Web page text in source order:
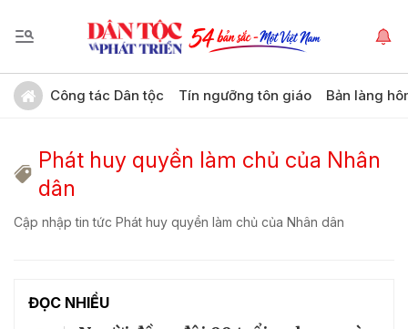
Công tác Dân tộc Tín ngưỡng tôn giáo Bản làng
Phát huy quyền làm chủ của Nhân
dân
Cập nhập tin tức Phát huy quyền làm chủ của Nhân dân
ĐỌC NHIỀU